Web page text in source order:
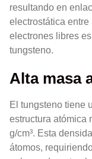
resultando en
electrostática
electrones libres
tungsteno.
Alta masa
El tungsteno tiene
estructura atómica
g/cm³. Esta
átomos,